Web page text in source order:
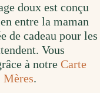
doux est conçu
entre la maman
de cadeau pour les
Vous
à notre Carte
Mères.